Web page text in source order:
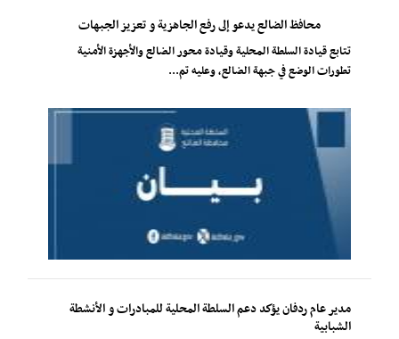
محافظ الضالع يدعو إلى رفع الجاهزية و تعزيز الجبهات
تتابع قيادة السلطة المحلية وقيادة محور الضالع والأجهزة الأمنية
تطورات الوضع في جبهة الضالع، وعليه تم...
مدير عام ردفان يؤكد دعم السلطة المحلية للمبادرات و الأنشطة
الشبابية